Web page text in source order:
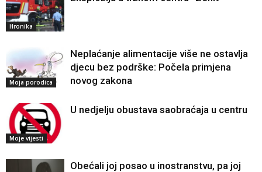
Hronika
Moja porodica
Neplaćanje alimentacije više ne ostavlja
djecu bez podrške: Počela primjena
novog zakona
Moje vijesti
U nedjelju obustava saobraćaja u centru
Obećali joj posao u inostranstvu, pa joj